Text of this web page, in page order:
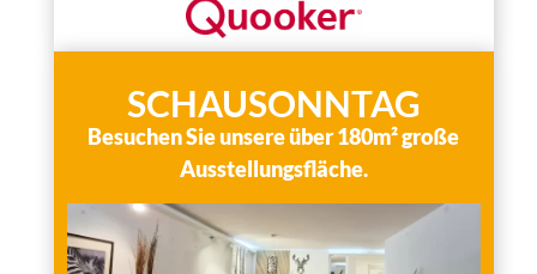
SCHAUSONNTAG
Besuchen Sie unsere über 180m² große
Ausstellungsfläche.